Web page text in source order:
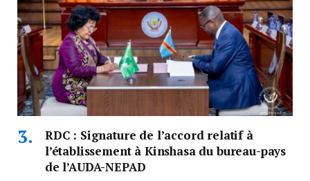
RDC : Signature de l’accord relatif à
l’établissement à Kinshasa du bureau-pays
de l’AUDA-NEPAD